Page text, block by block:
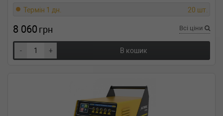
Термін 1 дн. 20 шт.
8 060 грн Всі ціни
- + В кошик